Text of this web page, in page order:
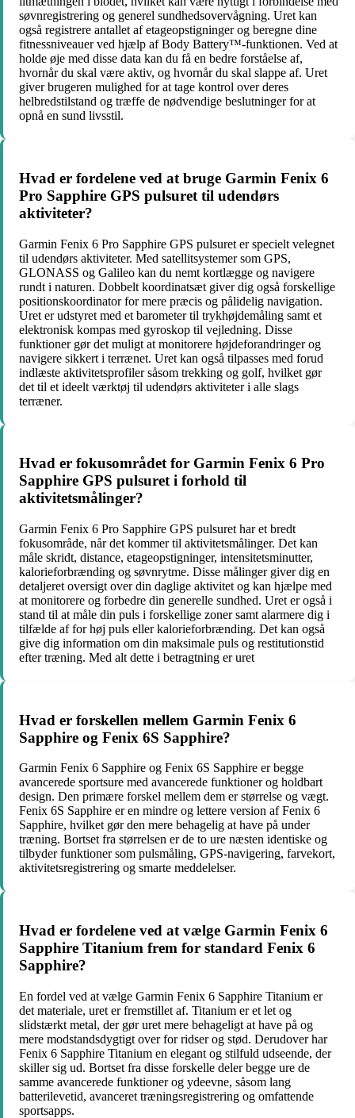
søvnregistrering og generel sundhedsovervågning. Uret kan
også registrere antallet af etageopstigninger og beregne dine
fitnessniveauer ved hjælp af Body Battery™-funktionen. Ved at
holde øje med disse data kan du få en bedre forståelse af,
hvornår du skal være aktiv, og hvornår du skal slappe af. Uret
giver brugeren mulighed for at tage kontrol over deres
helbredstilstand og træffe de nødvendige beslutninger for at
opnå en sund livsstil.
Hvad er fordelene ved at bruge Garmin Fenix 6
Pro Sapphire GPS pulsuret til udendørs
aktiviteter?
Garmin Fenix 6 Pro Sapphire GPS pulsuret er specielt velegnet
til udendørs aktiviteter. Med satellitsystemer som GPS,
GLONASS og Galileo kan du nemt kortlægge og navigere
rundt i naturen. Dobbelt koordinatsæt giver dig også forskellige
positionskoordinator for mere præcis og pålidelig navigation.
Uret er udstyret med et barometer til trykhøjdemåling samt et
elektronisk kompas med gyroskop til vejledning. Disse
funktioner gør det muligt at monitorere højdeforandringer og
navigere sikkert i terrænet. Uret kan også tilpasses med forud
indlæste aktivitetsprofiler såsom trekking og golf, hvilket gør
det til et ideelt værktøj til udendørs aktiviteter i alle slags
terræner.
Hvad er fokusområdet for Garmin Fenix 6 Pro
Sapphire GPS pulsuret i forhold til
aktivitetsmålinger?
Garmin Fenix 6 Pro Sapphire GPS pulsuret har et bredt
fokusområde, når det kommer til aktivitetsmålinger. Det kan
måle skridt, distance, etageopstigninger, intensitetsminutter,
kalorieforbrænding og søvnrytme. Disse målinger giver dig en
detaljeret oversigt over din daglige aktivitet og kan hjælpe med
at monitorere og forbedre din generelle sundhed. Uret er også i
stand til at måle din puls i forskellige zoner samt alarmere dig i
tilfælde af for høj puls eller kalorieforbrænding. Det kan også
give dig information om din maksimale puls og restitutionstid
efter træning. Med alt dette i betragtning er uret
Hvad er forskellen mellem Garmin Fenix 6
Sapphire og Fenix 6S Sapphire?
Garmin Fenix 6 Sapphire og Fenix 6S Sapphire er begge
avancerede sportsure med avancerede funktioner og holdbart
design. Den primære forskel mellem dem er størrelse og vægt.
Fenix 6S Sapphire er en mindre og lettere version af Fenix 6
Sapphire, hvilket gør den mere behagelig at have på under
træning. Bortset fra størrelsen er de to ure næsten identiske og
tilbyder funktioner som pulsmåling, GPS-navigering, farvekort,
aktivitetsregistrering og smarte meddelelser.
Hvad er fordelene ved at vælge Garmin Fenix 6
Sapphire Titanium frem for standard Fenix 6
Sapphire?
En fordel ved at vælge Garmin Fenix 6 Sapphire Titanium er
det materiale, uret er fremstillet af. Titanium er et let og
slidstærkt metal, der gør uret mere behageligt at have på og
mere modstandsdygtigt over for ridser og stød. Derudover har
Fenix 6 Sapphire Titanium en elegant og stilfuld udseende, der
skiller sig ud. Bortset fra disse forskelle deler begge ure de
samme avancerede funktioner og ydeevne, såsom lang
batterilevetid, avanceret træningsregistrering og omfattende
sportsapps.